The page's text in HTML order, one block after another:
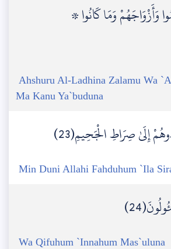
۞ احْشُرُوا الَّذِينَ ظَلَمُوا وَأَزْوَاجَهُمْ وَمَا كَانُوا
Ahshuru Al-Ladhina Zalamu Wa
Ma Kanu Ya`buduna
إِلَىٰ صِرَاطِ الْجَحِيمِ(23)
Min Duni Allahi Fahduhum `Ila
Wa Qifuhum `Innahum Mas`uluna